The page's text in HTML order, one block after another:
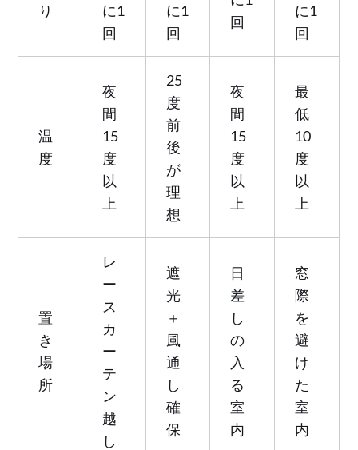
り
に1
回
に1
回
回
に1
回
温
度
夜
間
15
度
以
上
25
度
前
後
が
理
想
夜
間
15
度
以
上
最
低
10
度
以
上
置
き
場
所
レ
ー
ス
カ
ー
テ
ン
越
し
遮
光
＋
風
通
し
確
保
日
差
し
の
入
る
室
内
窓
際
を
避
け
た
室
内